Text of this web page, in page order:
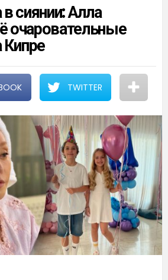
сиянии: Алла
очаровательные
TWITTER